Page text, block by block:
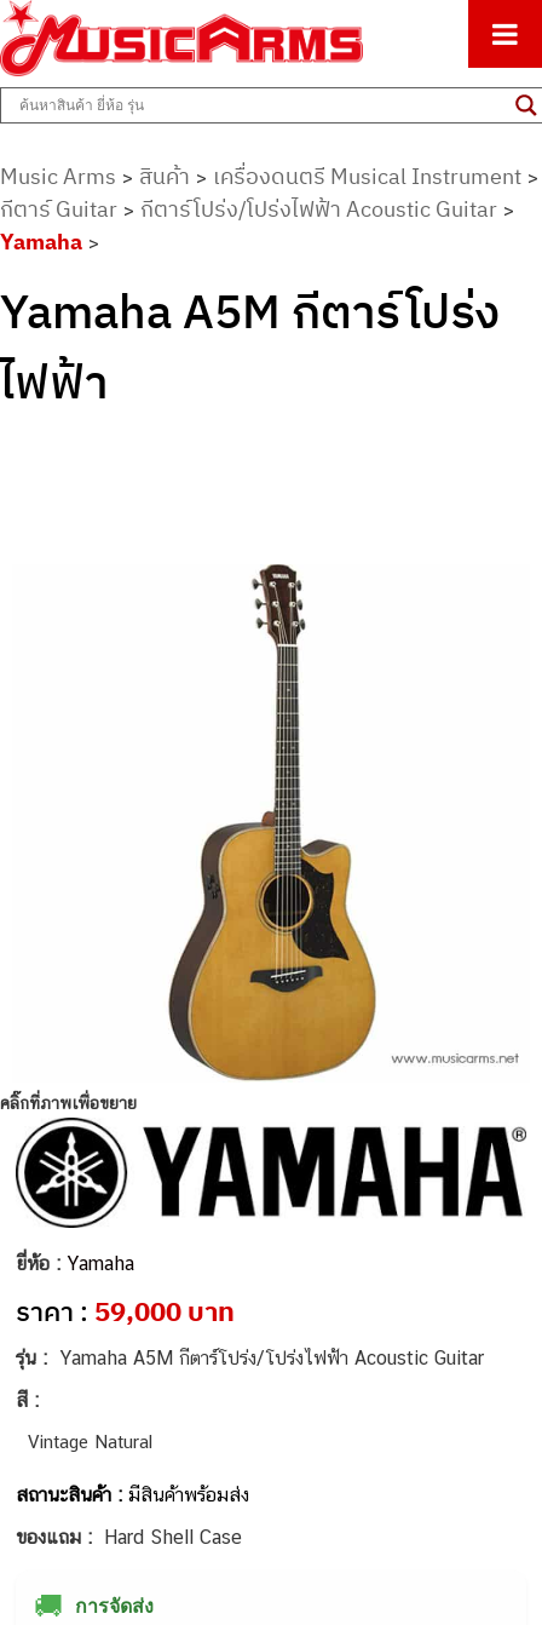
Music Arms
ศูนย์รวมครื่องดนตรีทุกชนิด ตั้งแต่เริ่มต้นถึงมืออาชีพ
Music Arms > สินค้า > เครื่องดนตรี Musical Instrument >
กีตาร์ Guitar > กีตาร์โปร่ง/โปร่งไฟฟ้า Acoustic Guitar >
Yamaha >
Yamaha A5M กีตาร์โปร่ง
ไฟฟ้า
คลิ๊กที่ภาพเพื่อขยาย
ยี่ห้อ : Yamaha
ราคา : 59,000 บาท
รุ่น : Yamaha A5M กีตาร์โปร่ง/โปร่งไฟฟ้า Acoustic Guitar
สี :
Vintage Natural
สถานะสินค้า :มีสินค้าพร้อมส่ง
ของแถม :
Hard Shell Case
🚚 การจัดส่ง